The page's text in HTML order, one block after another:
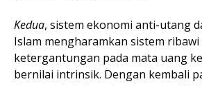
Kedua, sistem ekonomi anti-utang
Islam mengharamkan sistem ribawi
ketergantungan pada mata uang
bernilai intrinsik. Dengan kembali